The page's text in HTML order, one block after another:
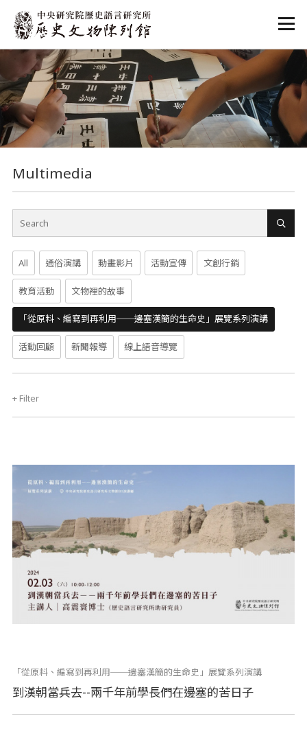
:::
Multimedia
All 通俗演講 動畫影片 活動宣傳 文創行銷
教育活動 文物裡的故事
「從原料、編寫到再利用──邊塞漢簡的生命史」展覽系列演講
活動回顧 新聞報導 線上語音導覽
+Filter
「從原料、編寫到再利用──邊塞漢簡的生命史」展覽系列演講
到漢朝當兵去--兩千年前學長們在邊塞的苦日子